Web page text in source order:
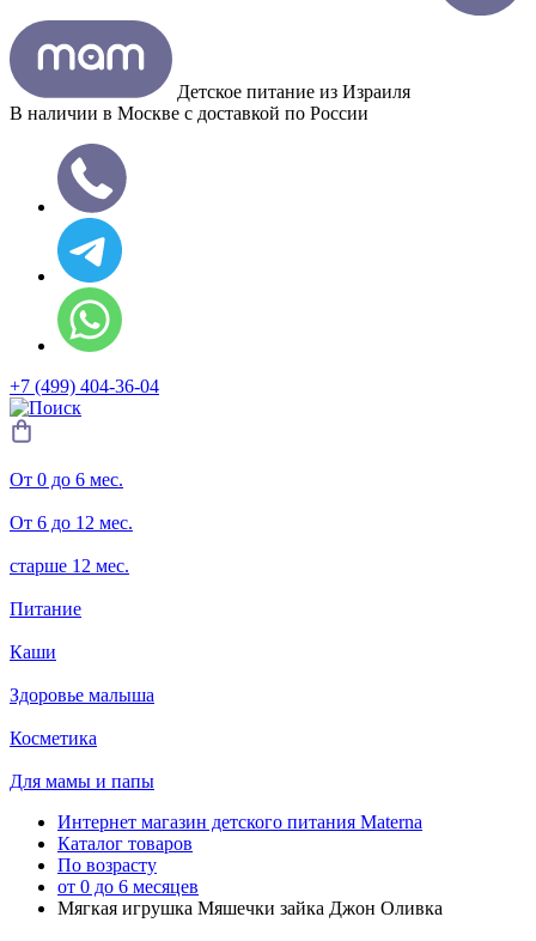
Детское питание из Израиля
В наличии в Москве с доставкой по России
+7 (499) 404-36-04
От 0 до 6 мес.
От 6 до 12 мес.
старше 12 мес.
Питание
Каши
Здоровье малыша
Косметика
Для мамы и папы
Интернет магазин детского питания Materna
Каталог товаров
По возрасту
от 0 до 6 месяцев
Мягкая игрушка Мяшечки зайка Джон Оливка